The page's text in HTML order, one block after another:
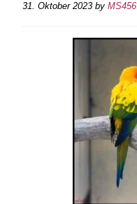
31. Oktober 2023 by MS456